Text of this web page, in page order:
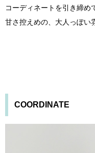
コーディネートを引き締め
甘さ控えめの、大人っぽい
COORDINATE